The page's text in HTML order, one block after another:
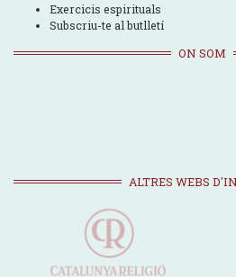
Exercicis espirituals
Subscriu-te al butlletí
ON SOM
ALTRES WEBS